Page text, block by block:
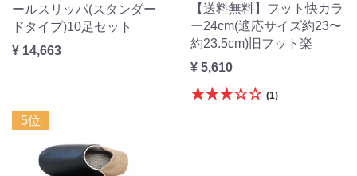
ールスリッパ(スタンダー
ドタイプ)10足セット
¥ 14,663
【送料無料】フット快カラ
ー24cm(適応サイズ約23〜
約23.5cm)旧フット楽
¥ 5,610
★★★☆☆ (1)
5位